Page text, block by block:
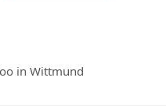
in Wittmund